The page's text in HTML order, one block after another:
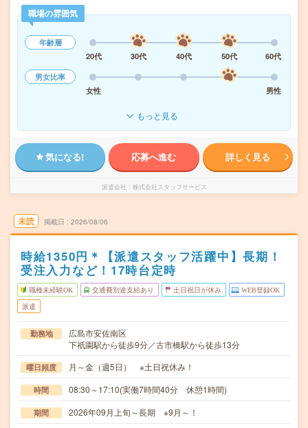
職場の雰囲気
年齢層
20代
30代 40代 50代
60代
男女比率
女性
男性
もっと見る
気になる! 応募へ進む 詳しく見る
派遣会社 株式会社スタッフサービス
未読 掲載日 2026/08/06
時給1350円＊【派遣スタッフ活躍中】長期！
受注入力など！17時台定時
職種未経験OK 交通費別途支給あり 土日祝日が休み WEB登録OK
派遣
勤務地
広島市安佐南区
下祇園駅から徒歩9分／古市橋駅から徒歩13分
曜日頻度 月～金（週5日） ※土日祝休み！
時間 08:30～17:10(実働7時間40分 休憩1時間)
期間 2026年09月上旬～長期 ※9月～！